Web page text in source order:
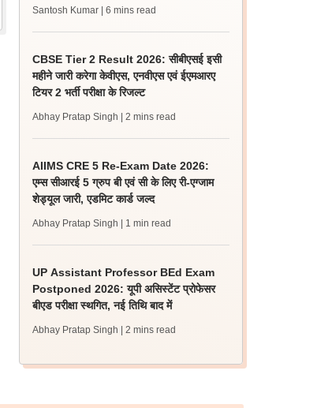
Santosh Kumar | 6 mins read
CBSE Tier 2 Result 2026: सीबीएसई इसी
महीने जारी करेगा केवीएस, एनवीएस एवं ईएमआरए
टियर 2 भर्ती परीक्षा के रिजल्ट
Abhay Pratap Singh | 2 mins read
AIIMS CRE 5 Re-Exam Date 2026:
एम्स सीआरई 5 ग्रुप बी एवं सी के लिए री-एग्जाम
शेड्यूल जारी, एडमिट कार्ड जल्द
Abhay Pratap Singh | 1 min read
UP Assistant Professor BEd Exam
Postponed 2026: यूपी असिस्टेंट प्रोफेसर
बीएड परीक्षा स्थगित, नई तिथि बाद में
Abhay Pratap Singh | 2 mins read